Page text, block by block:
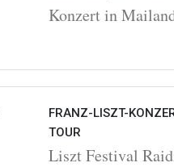
Konzert in
FRANZ-LISZT-
TOUR
Liszt Festival